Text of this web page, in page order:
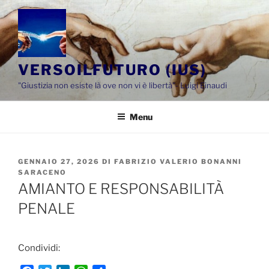
Salta
al
contenuto
VERSOILFUTURO (IUS)
"Giustizia non esiste là ove non vi è libertà"- Luigi Einaudi
Menu
PUBBLICATO
IL
GENNAIO 27, 2026 DI FABRIZIO VALERIO BONANNI
SARACENO
AMIANTO E RESPONSABILITÀ
PENALE
Condividi: